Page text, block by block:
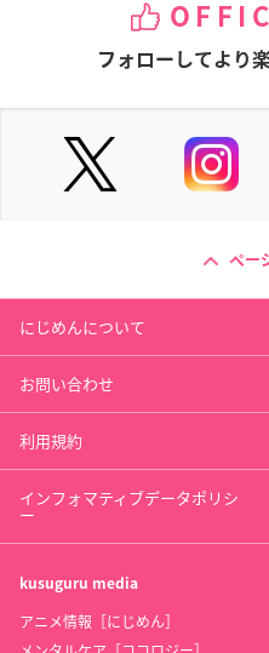
フォローしてより
ペー
にじめんについて
お問い合わせ
利用規約
インフォマティブデータポリシ
ー
kusuguru media
アニメ情報［にじめん］